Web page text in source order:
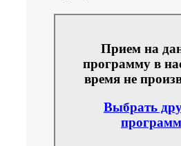
Прием на
программу в
время не
Выбрать